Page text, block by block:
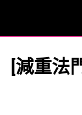
[減重法